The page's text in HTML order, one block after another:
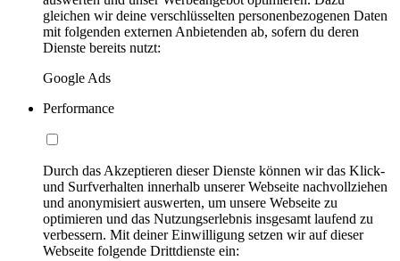
gleichen wir deine verschlüsselten personenbezogenen Daten
mit folgenden externen Anbietenden ab, sofern du deren
Dienste bereits nutzt:
Google Ads
Performance
Durch das Akzeptieren dieser Dienste können wir das Klick-
und Surfverhalten innerhalb unserer Webseite nachvollziehen
und anonymisiert auswerten, um unsere Webseite zu
optimieren und das Nutzungserlebnis insgesamt laufend zu
verbessern. Mit deiner Einwilligung setzen wir auf dieser
Webseite folgende Drittdienste ein: